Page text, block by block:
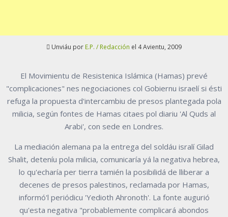
Unviáu por E.P. / Redacción el 4 Avientu, 2009
El Movimientu de Resistenica Islámica (Hamas) prevé
"complicaciones" nes negociaciones col Gobiernu israelí si ésti
refuga la propuesta d'intercambiu de presos plantegada pola
milicia, según fontes de Hamas citaes pol diariu 'Al Quds al
Arabi', con sede en Londres.
La mediación alemana pa la entrega del soldáu isralí Gilad
Shalit, deteníu pola milicia, comunicaría yá la negativa hebrea,
lo qu'echaría per tierra tamién la posibilidá de lliberar a
decenes de presos palestinos, reclamada por Hamas,
informó'l periódicu 'Yedioth Ahronoth'. La fonte augurió
qu'esta negativa "probablemente complicará abondos